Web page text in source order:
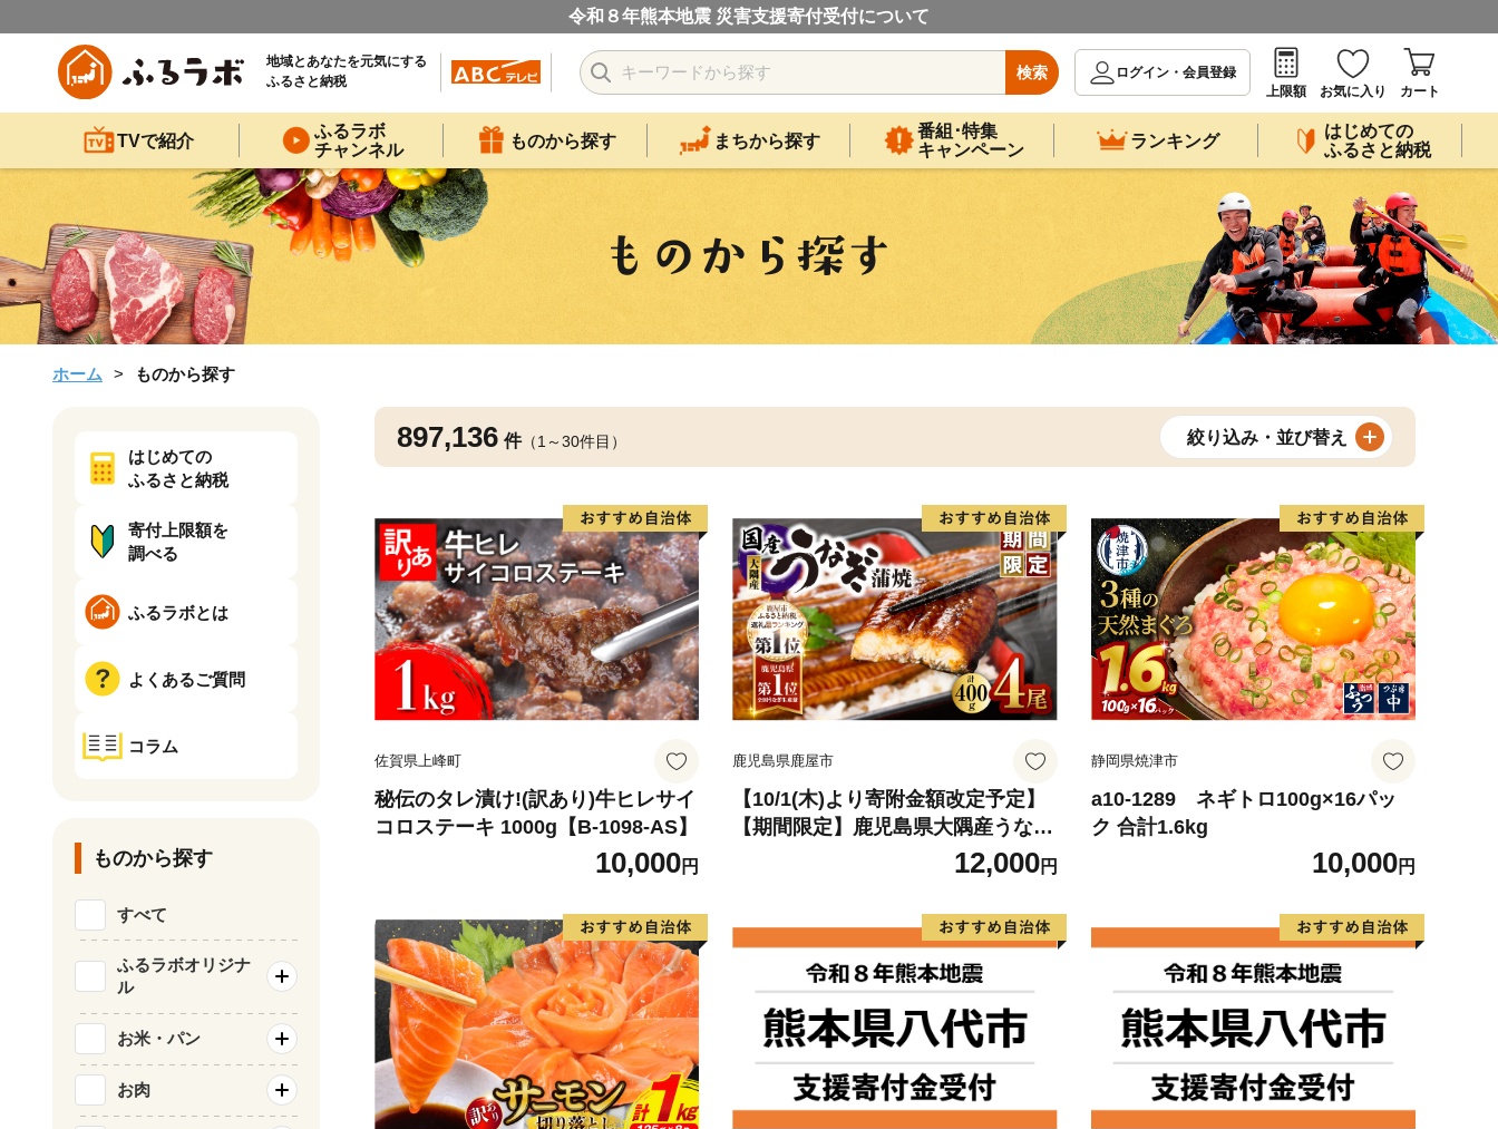
令和８年熊本地震 災害支援寄付受付について
地域とあなたを元気にする
ふるさと納税
検索
ログイン・会員登録
上限額
お気に入り カート
TVで紹介
ふるラボ
チャンネル
ものから探す まちから探す
番組･特集
キャンペーン
ランキング
はじめての
ふるさと納税
ホーム ものから探す
897,136 件（1～30件目） 絞り込み・並び替え
佐賀県上峰町
秘伝のタレ漬け!(訳あり)牛ヒレサイ
コロステーキ 1000g【B-1098-AS】
10,000円
鹿児島県鹿屋市
【10/1(木)より寄附金額改定予定】
【期間限定】鹿児島県大隅産うなぎ
蒲焼4尾（400g） KN007-023
12,000円
静岡県焼津市
a10-1289 ネギトロ100g×16パッ
ク 合計1.6kg
10,000円
はじめての
ふるさと納税
寄付上限額を
調べる
ふるラボとは
よくあるご質問
コラム
ものから探す
すべて
ふるラボオリジナ
ル
お米・パン
お肉